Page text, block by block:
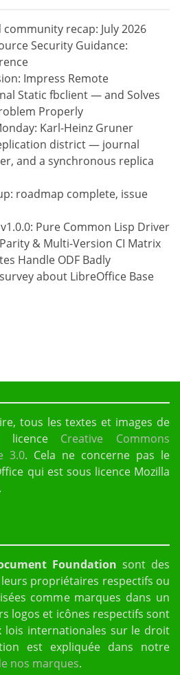
recap: July 2026
Security Guidance:
Impress Remote
Static fbclient — and Solves
Properly
Karl-Heinz Gruner
district — journal
and a synchronous replica
roadmap complete, issue
Pure Common Lisp Driver
& Multi-Version CI Matrix
Handle ODF Badly
about LibreOffice Base
tous les textes et images de
licence Creative Commons
3.0. Cela ne concerne pas le
qui est sous licence Mozilla
Foundation sont des
propriétaires respectifs ou
comme marques dans un
logos et icônes respectifs sont
lois internationales sur le droit
est expliquée dans notre
nos marques.